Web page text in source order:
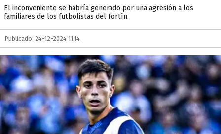
El inconveniente se habría generado por una agresión a los
familiares de los futbolistas del Fortín.
Publicado: 24-12-2024 11:14